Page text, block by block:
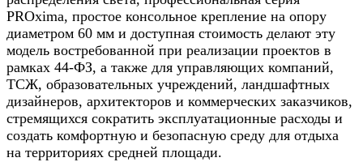
PROxima, простое консольное крепление на опору
диаметром 60 мм и доступная стоимость делают эту
модель востребованной при реализации проектов в
рамках 44-ФЗ, а также для управляющих компаний,
ТСЖ, образовательных учреждений, ландшафтных
дизайнеров, архитекторов и коммерческих заказчиков,
стремящихся сократить эксплуатационные расходы и
создать комфортную и безопасную среду для отдыха
на территориях средней площади.